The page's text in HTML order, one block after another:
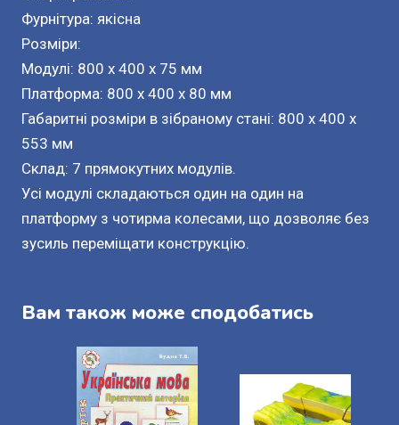
Фурнітура: якісна
Розміри:
Модулі: 800 x 400 x 75 мм
Платформа: 800 x 400 x 80 мм
Габаритні розміри в зібраному стані: 800 x 400 x
553 мм
Склад: 7 прямокутних модулів.
Усі модулі складаються один на один на
платформу з чотирма колесами, що дозволяє без
зусиль переміщати конструкцію.
Вам також може сподобатись